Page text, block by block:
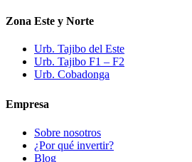
Zona Este y Norte
Urb. Tajibo del Este
Urb. Tajibo F1 – F2
Urb. Cobadonga
Empresa
Sobre nosotros
¿Por qué invertir?
Blog